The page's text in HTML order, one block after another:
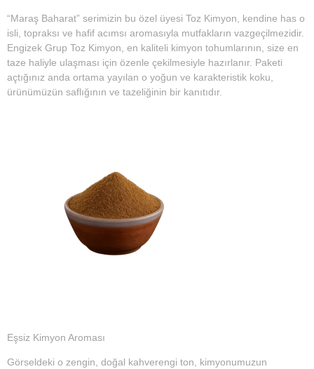
“Maraş Baharat” serimizin bu özel üyesi Toz Kimyon, kendine has o
isli, topraksı ve hafif acımsı aromasıyla mutfakların vazgeçilmezidir.
Engizek Grup Toz Kimyon, en kaliteli kimyon tohumlarının, size en
taze haliyle ulaşması için özenle çekilmesiyle hazırlanır. Paketi
açtığınız anda ortama yayılan o yoğun ve karakteristik koku,
ürünümüzün saflığının ve tazeliğinin bir kanıtıdır.
Eşsiz Kimyon Aroması
Görseldeki o zengin, doğal kahverengi ton, kimyonumuzun